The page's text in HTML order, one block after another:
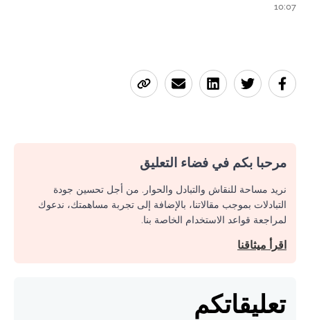
10:07
مرحبا بكم في فضاء التعليق
نريد مساحة للنقاش والتبادل والحوار. من أجل تحسين جودة
التبادلات بموجب مقالاتنا، بالإضافة إلى تجربة مساهمتك، ندعوك
لمراجعة قواعد الاستخدام الخاصة بنا.
اقرأ ميثاقنا
تعليقاتكم